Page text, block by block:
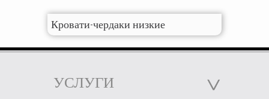
Кровати-чердаки низкие
УСЛУГИ